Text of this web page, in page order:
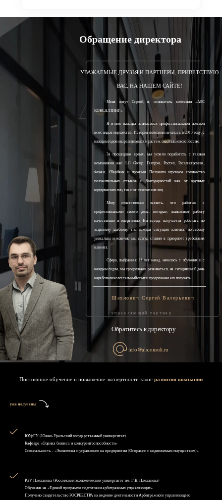
Обращение директора
УВАЖАЕМЫЕ ДРУЗЬЯ И ПАРТНЕРЫ, ПРИВЕТСТВУЮ
ВАС, НА НАШЕМ САЙТЕ!
Меня зовут Сергей, я, основатель компании «АЛС
КОНСАЛТИНГ».
Я и моя команда занимаемся профессиональной оценкой
всех видов имущества. История компании началась в 2013 году, с
каждым годом мы развиваемся и растём, охватывая всю Россию.
За прошедшее время, мы успели поработать с такими
компаниями как: LG Group, Газпром, Ростех, Росэлектроника,
Финам, Сбербанк и прочими. Получили огромное количество
положительных отзывов и благодарностей как от крупных
юридических лиц, так и от физических лиц.
Могу ответственно заявить, что работаю с
профессионалами своего дела, которые, выполняют работу
качественно и оперативно. Ни всегда получается работать по
заданному шаблону, т.к. каждая ситуация клиента, по-своему
уникальна и конечно мы всегда ставим в приоритет требования
клиента.
Сфера, выбранная 15 лет назад, началась с обучения и с
каждым годом, мы продолжаем развиваться, на сегодняшний день
наработали колоссальный опыт и продолжаем его получать.
Шахнович Сергей Валерьевич
управляющий партнер
Обратитесь к директору
info@alsconsult.ru
Постоянное обучение и повышение экспертности залог развития компании
уже получены
ЮУрГУ (Южно-Уральский государственный университет)
Кафедра «Оценка бизнеса и конкурентоспособности»
Специальность - «Экономика и управление на предприятии (Операции с недвижимым имуществом)»
РЭУ Плеханова (Российский экономический университет им. Г.В. Плеханова)
Обучение на «Единой программе подготовки арбитражных управляющих»
Получено свидетельство РОСРЕЕСТРА на ведение деятельности Арбитражного управляющего